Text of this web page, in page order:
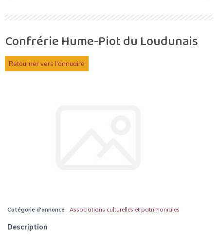
Confrérie Hume-Piot du Loudunais
Retourner vers l'annuaire
Catégorie d'annonce Associations culturelles et patrimoniales
Description